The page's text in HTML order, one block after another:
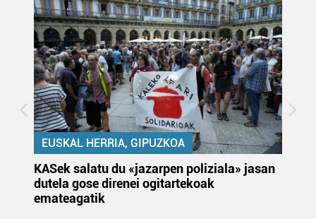
EUSKAL HERRIA, GIPUZKOA
KASek salatu du «jazarpen poliziala» jasan
dutela gose direnei ogitartekoak
emateagatik